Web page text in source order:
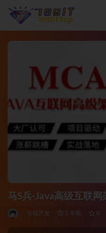
马S兵-Java高级互联网
后端开发 3 年前 0